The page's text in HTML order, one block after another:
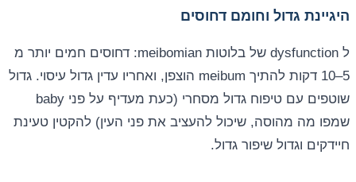
היגיינת גדול וחומם דחוסים
ל dysfunction של בלוטות meibomian: דחוסים חמים יותר מ
5–10 דקות להתיך meibum הוצפן, ואחריו עדין גדול עיסוי. גדול
שוטפים עם טיפוח גדול מסחרי (כעת מעדיף על פני baby
שמפו מה מהוסה, שיכול להעציב את פני העין) להקטין טעינת
חיידקים וגדול שיפור גדול.